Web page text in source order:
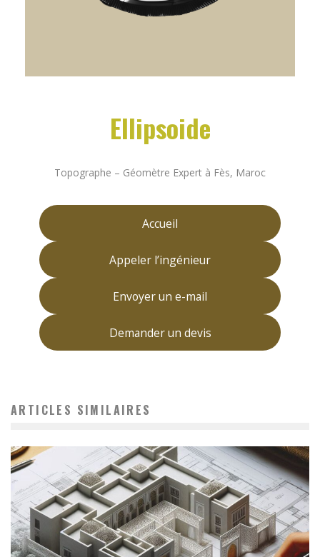
Ellipsoide
Topographe – Géomètre Expert à Fès, Maroc
Accueil
Appeler l’ingénieur
Envoyer un e-mail
Demander un devis
ARTICLES SIMILAIRES